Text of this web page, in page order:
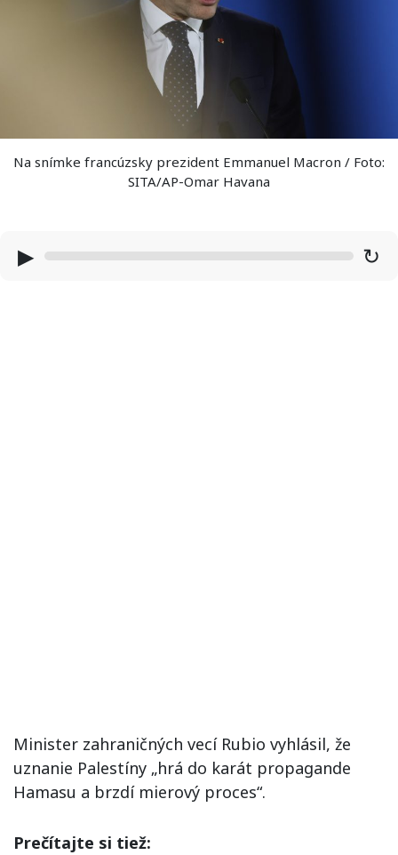
Na snímke francúzsky prezident Emmanuel Macron / Foto:
SITA/AP-Omar Havana
▶ ↻
Minister zahraničných vecí Rubio vyhlásil, že
uznanie Palestíny „hrá do karát propagande
Hamasu a brzdí mierový proces“.
Prečítajte si tiež: